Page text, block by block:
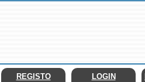
REGISTO LOGIN